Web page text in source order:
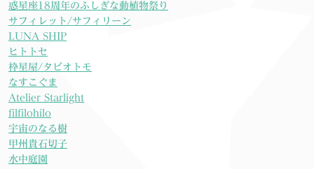
惑星座18周年のふしぎな動植物祭り
サフィレット/サフィリーン
LUNA SHIP
ヒトトセ
枠星屋/タビオトモ
なすこぐま
Atelier Starlight
filfilohilo
宇宙のなる樹
甲州貴石切子
水中庭園